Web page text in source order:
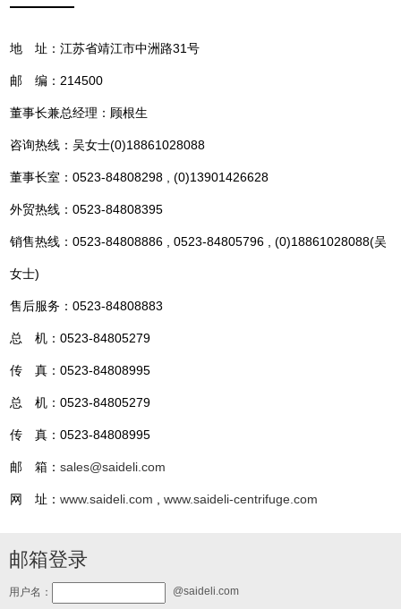
地 址：江苏省靖江市中洲路31号
邮 编：214500
董事长兼总经理：顾根生
咨询热线：吴女士(0)18861028088
董事长室：0523-84808298 , (0)13901426628
外贸热线：0523-84808395
销售热线：0523-84808886 , 0523-84805796 , (0)18861028088(吴
女士)
售后服务：0523-84808883
总 机：0523-84805279
传 真：0523-84808995
总 机：0523-84805279
传 真：0523-84808995
邮 箱：sales@saideli.com
网 址：www.saideli.com ,www.saideli-centrifuge.com
邮箱登录
用户名： @saideli.com